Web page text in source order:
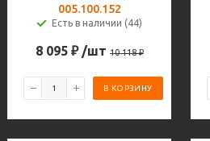
005.100.152
Есть в наличии (44)
8 095 ₽ /шт 10 118₽
В КОРЗИНУ